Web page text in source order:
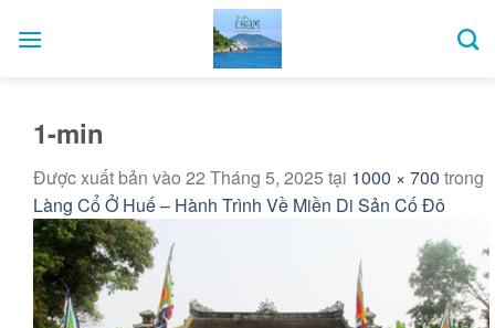
qua
1-min
Được xuất bản vào 22 Tháng 5, 2025 tại 1000 × 700 trong
Làng Cổ Ở Huế – Hành Trình Về Miền Di Sản Cố Đô